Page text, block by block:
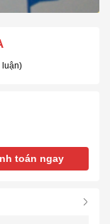
luận)
toán ngay